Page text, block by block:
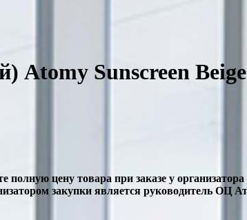
Sunscreen Beige
цену товара при заказе у
закупки является руководитель ОЦ